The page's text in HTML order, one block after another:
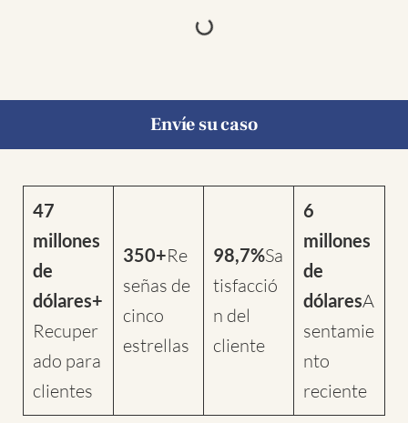
Envíe su caso
47
millones
de
dólares+
Recuper
ado para
clientes
350+Re
señas de
cinco
estrellas
98,7%Sa
tisfacció
n del
cliente
6
millones
de
dólaresA
sentamie
nto
reciente